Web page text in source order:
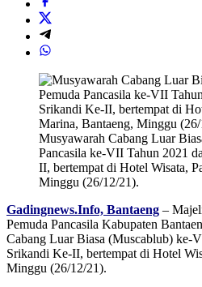
Musyawarah Cabang Luar
Pancasila ke-VII Tahun 2021
II, bertempat di Hotel Wisata,
Minggu (26/12/21).
Gadingnews.Info, Bantaeng –
Pemuda Pancasila Kabupaten
Cabang Luar Biasa (Muscablub) ke-
Srikandi Ke-II, bertempat di Hotel
Minggu (26/12/21).